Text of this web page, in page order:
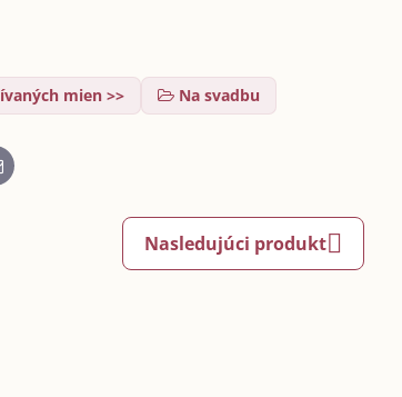
mien >> Na svadbu
Nasledujúci produkt